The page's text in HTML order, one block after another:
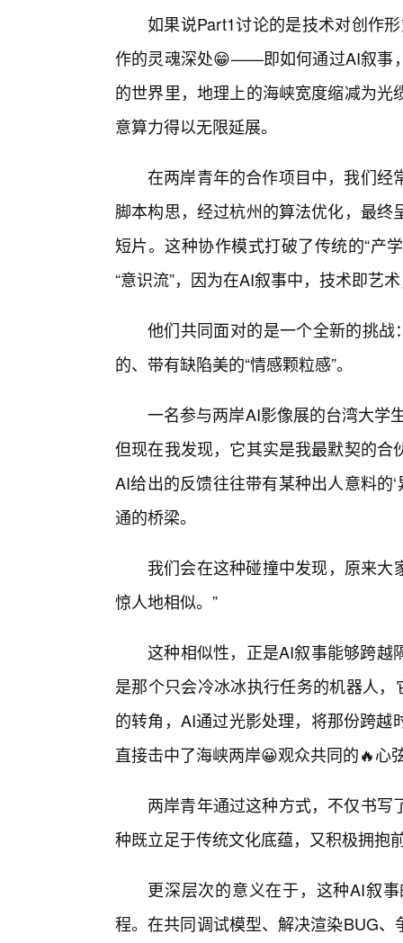
如果说Part1讨论的是技术对创作
作的灵魂深处😁——即如何通过AI叙事
的世界里，地理上的海峡宽度缩减为
意算力得以无限延展。
在两岸青年的合作项目中，我们经
脚本构思，经过杭州的算法优化，最
短片。这种协作模式打破了传统的“产
“意识流”，因为在AI叙事中，技术即艺
他们共同面对的是一个全新的挑战
的、带有缺陷美的“情感颗粒感”。
一名参与两岸AI影像展的台湾大学
但现在我发现，它其实是我最默契的
AI给出的反馈往往带有某种出人意料的
通的桥梁。
我们会在这种碰撞中发现，原来大
惊人地相似。”
这种相似性，正是AI叙事能够跨越
是那个只会冷冰冰执行任务的机器人
的转角，AI通过光影处理，将那份跨
直接击中了海峡两岸😀观众共同的🔥心
两岸青年通过这种方式，不仅书
种既立足于传统文化底蕴，又积极拥抱
更深层次的意义在于，这种AI叙
程。在共同调试模型、解决渲染BUG